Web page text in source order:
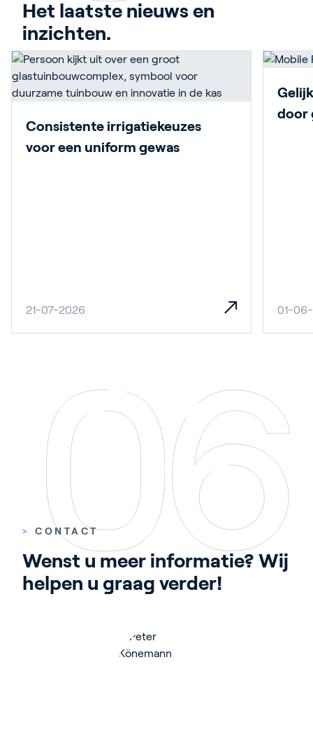
Het laatste nieuws en
inzichten.
Consistente irrigatiekeuzes
voor een uniform gewas
21-07-2026
door
01-
> CONTACT
Wenst u meer informatie? Wij
helpen u graag verder!